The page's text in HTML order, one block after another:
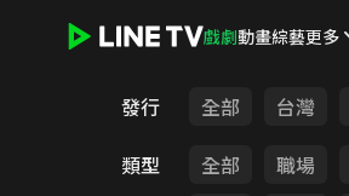
戲劇動畫綜藝更多
發行 全部 台灣
類型
全部 職場